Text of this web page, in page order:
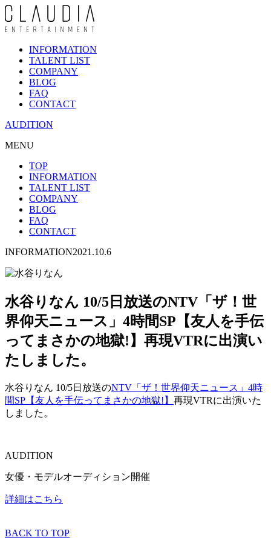
INFORMATION
TALENT LIST
COMPANY
BLOG
FAQ
CONTACT
AUDITION
MENU
TOP
INFORMATION
TALENT LIST
COMPANY
BLOG
FAQ
CONTACT
INFORMATION2021.10.6
水谷りなん 10/5日放送のNTV「ザ！世
界仰天ニュース」4時間SP【友人を手伝
ってまさかの地獄!】再現VTRに出演い
たしました。
水谷りなん 10/5日放送のNTV「ザ！世界仰天ニュース」4時
間SP【友人を手伝ってまさかの地獄!】 再現VTRに出演いた
しました。
AUDITION
女優・モデルオーディション開催
詳細はこちら
BACK TO TOP